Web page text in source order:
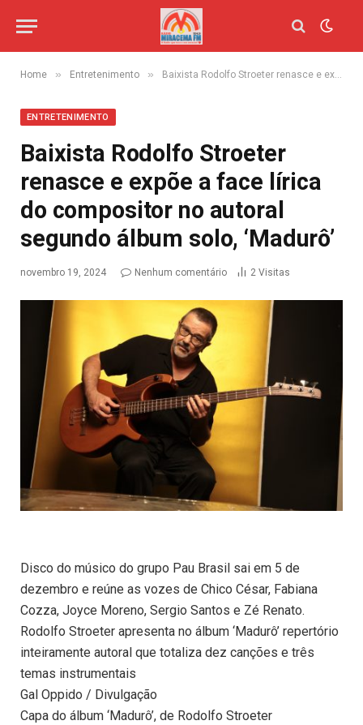
Home » Entretenimento » Baixista Rodolfo Stroeter renasce e expõe a face lírica do compositor no autoral segundo álbum solo, ‘Madurô’
ENTRETENIMENTO
Baixista Rodolfo Stroeter
renasce e expõe a face lírica
do compositor no autoral
segundo álbum solo, ‘Madurô’
novembro 19, 2024 Nenhum comentário 2 Visitas
Disco do músico do grupo Pau Brasil sai em 5 de
dezembro e reúne as vozes de Chico César, Fabiana
Cozza, Joyce Moreno, Sergio Santos e Zé Renato.
Rodolfo Stroeter apresenta no álbum ‘Madurô’ repertório
inteiramente autoral que totaliza dez canções e três
temas instrumentais
Gal Oppido / Divulgação
Capa do álbum ‘Madurô’, de Rodolfo Stroeter